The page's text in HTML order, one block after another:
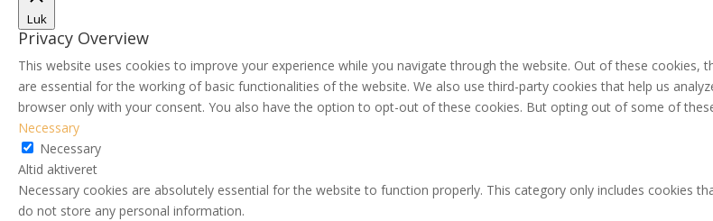
Luk
Privacy Overview
This website uses cookies to improve your experience while you navigate through the website. Out of these
are essential for the working of basic functionalities of the website. We also use third-party cookies that help us
browser only with your consent. You also have the option to opt-out of these cookies. But opting out of some of
Necessary
Necessary
Altid aktiveret
Necessary cookies are absolutely essential for the website to function properly. This category only includes cookies
do not store any personal information.